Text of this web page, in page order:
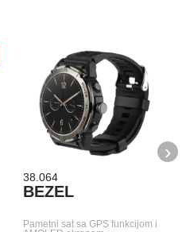
38.064
BEZEL
Pametni sat sa GPS funkcijom i
›